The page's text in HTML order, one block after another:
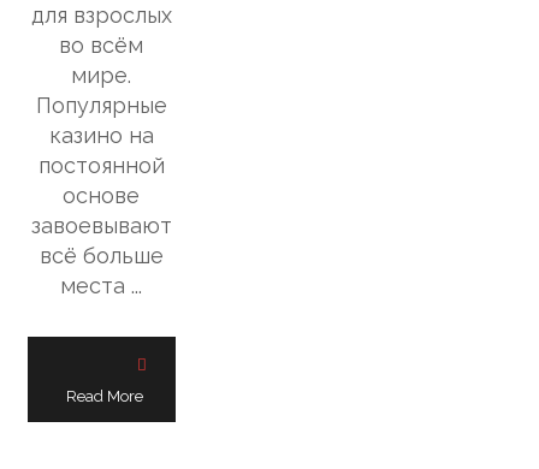
для взрослых
во всём
мире.
Популярные
казино на
постоянной
основе
завоевывают
всё больше
места ...
Read More